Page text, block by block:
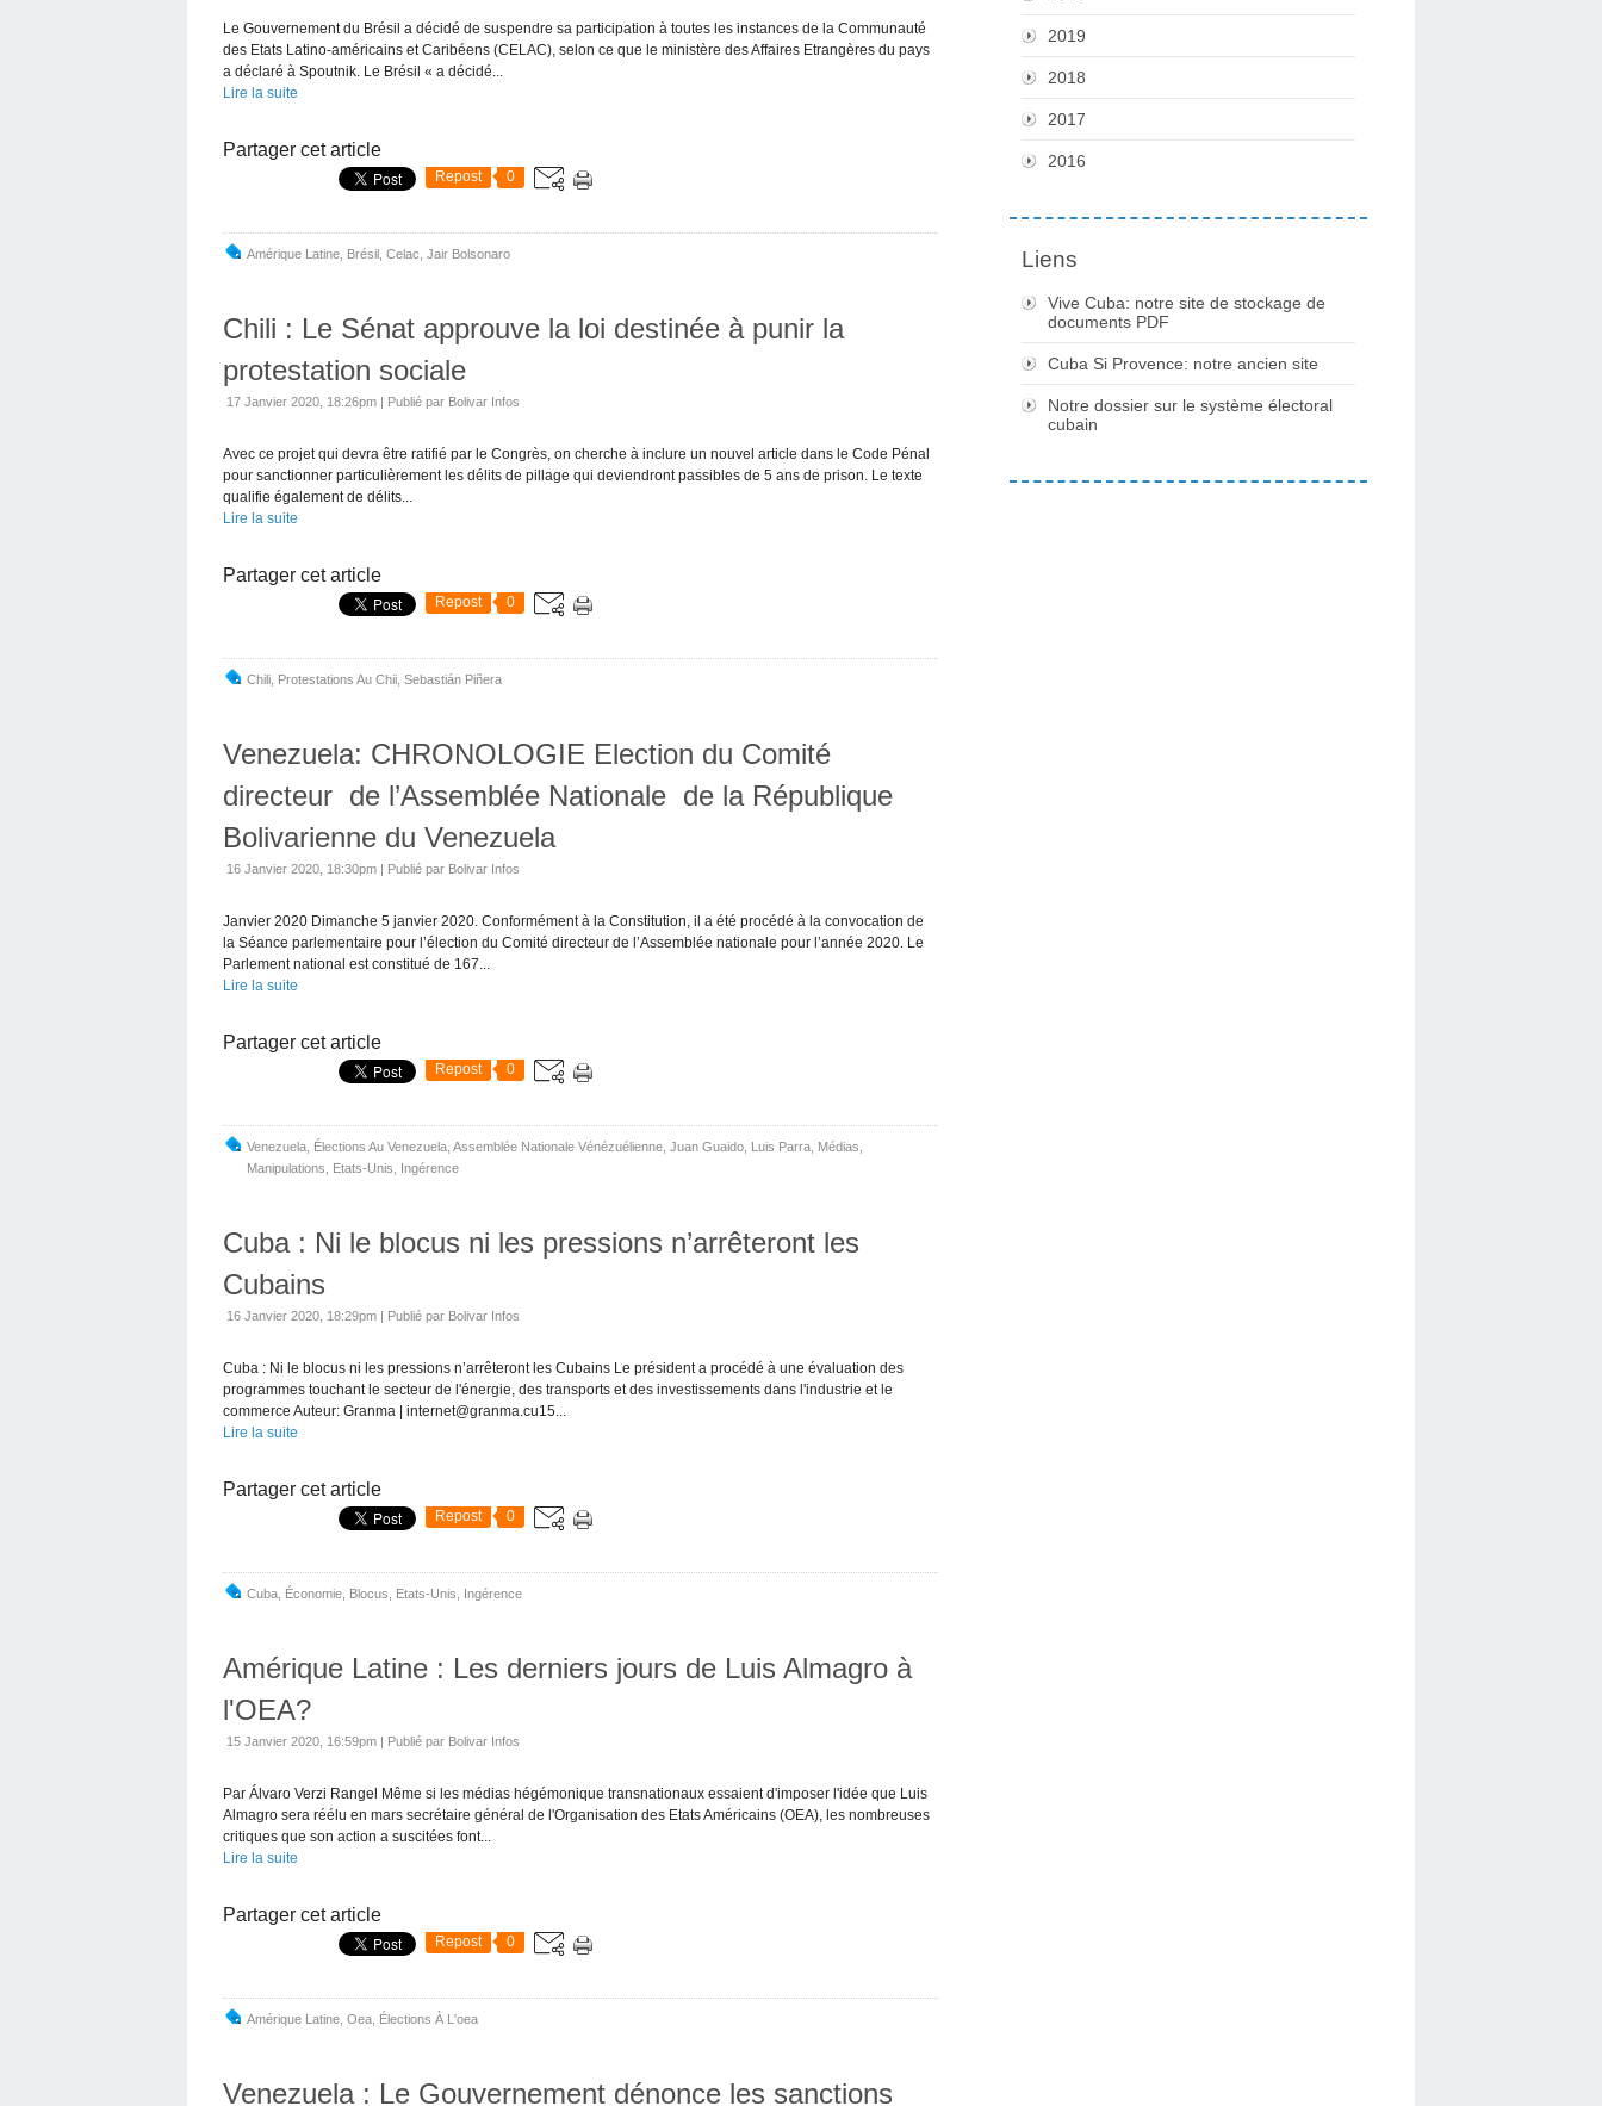
Le Gouvernement du Brésil a décidé de suspendre sa participation à toutes les instances de la Communauté
des Etats Latino-américains et Caribéens (CELAC), selon ce que le ministère des Affaires Etrangères du pays
a déclaré à Spoutnik. Le Brésil « a décidé...
Lire la suite
Partager cet article
Repost 0
Amérique Latine Brésil Celac Jair Bolsonaro
Chili : Le Sénat approuve la loi destinée à punir la
protestation sociale
17 Janvier 2020, 18:26pm | Publié par Bolivar Infos
Avec ce projet qui devra être ratifié par le Congrès, on cherche à inclure un nouvel article dans le Code Pénal
pour sanctionner particulièrement les délits de pillage qui deviendront passibles de 5 ans de prison. Le texte
qualifie également de délits...
Lire la suite
Partager cet article
Repost 0
Chili Protestations Au Chii Sebastián Piñera
Venezuela: CHRONOLOGIE Election du Comité
directeur de l’Assemblée Nationale de la République
Bolivarienne du Venezuela
16 Janvier 2020, 18:30pm | Publié par Bolivar Infos
Janvier 2020 Dimanche 5 janvier 2020. Conformément à la Constitution, il a été procédé à la convocation de
la Séance parlementaire pour l’élection du Comité directeur de l’Assemblée nationale pour l’année 2020. Le
Parlement national est constitué de 167...
Lire la suite
Partager cet article
Repost 0
Venezuela Élections Au Venezuela Assemblée Nationale Vénézuélienne Juan Guaido Luis Parra Médias
Manipulations
Etats-Unis Ingérence
Cuba : Ni le blocus ni les pressions n’arrêteront les
Cubains
16 Janvier 2020, 18:29pm | Publié par Bolivar Infos
Cuba : Ni le blocus ni les pressions n’arrêteront les Cubains Le président a procédé à une évaluation des
programmes touchant le secteur de l'énergie, des transports et des investissements dans l'industrie et le
commerce Auteur: Granma | internet@granma.cu15...
Lire la suite
Partager cet article
Repost 0
Cuba Économie Blocus Etats-Unis Ingérence
Amérique Latine : Les derniers jours de Luis Almagro à
l'OEA?
15 Janvier 2020, 16:59pm | Publié par Bolivar Infos
Par Álvaro Verzi Rangel Même si les médias hégémonique transnationaux essaient d'imposer l'idée que Luis
Almagro sera réélu en mars secrétaire général de l'Organisation des Etats Américains (OEA), les nombreuses
critiques que son action a suscitées font...
Lire la suite
Partager cet article
Repost 0
Amérique Latine Oea Élections À L'oea
Venezuela : Le Gouvernement dénonce les sanctions
2019
2018
2017
2016
Liens
Vive Cuba: notre site de stockage de
documents PDF
Cuba Si Provence: notre ancien site
Notre dossier sur le système électoral
cubain